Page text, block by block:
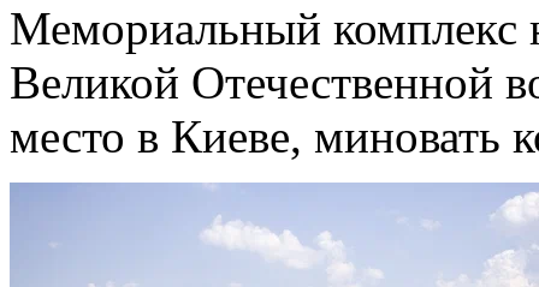
Мемориальный комплекс
Великой Отечественной
место в Киеве, миновать